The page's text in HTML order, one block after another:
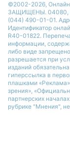
©2002-2026,
ЗАЩИЩЕНЫ. 04080,
(044) 490-01-01.
Идентификатор
R40-01822.
информации,
либо виде
разрешается при
изданий
гиперссылка в
плашками
зрения»,
партнерских
рубрике "Мнения",